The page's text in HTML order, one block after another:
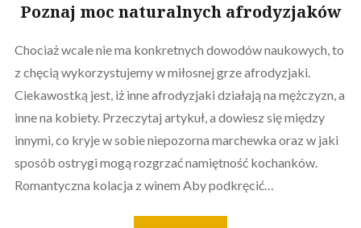
Poznaj moc naturalnych afrodyzjaków
Chociaż wcale nie ma konkretnych dowodów naukowych, to
z chęcią wykorzystujemy w miłosnej grze afrodyzjaki.
Ciekawostką jest, iż inne afrodyzjaki działają na mężczyzn, a
inne na kobiety. Przeczytaj artykuł, a dowiesz się między
innymi, co kryje w sobie niepozorna marchewka oraz w jaki
sposób ostrygi mogą rozgrzać namiętność kochanków.
Romantyczna kolacja z winem Aby podkręcić…